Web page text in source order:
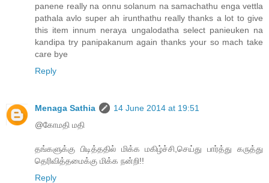
panene really na onnu solanum na samachathu enga vettla
pathala avlo super ah irunthathu really thanks a lot to give
this item innum neraya ungalodatha select panieuken na
kandipa try panipakanum again thanks your so mach take
care bye
Reply
Menaga Sathia
14 June 2014 at 19:51
@கோமதி மதி
தங்களுக்கு பிடித்ததில் மிக்க மகிழ்ச்சி,செய்து பார்த்து கருத்து
தெரிவித்தமைக்கு மிக்க நன்றி!!
Reply